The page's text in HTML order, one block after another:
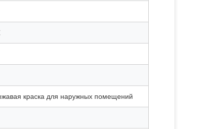
краска для наружных помещений